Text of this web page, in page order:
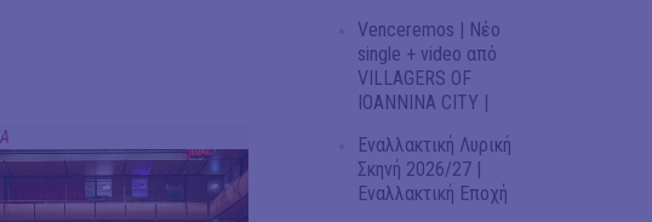
Venceremos | Νέο
single + video από
VILLAGERS OF
IOANNINA CITY |
Εναλλακτική Λυρική
Σκηνή 2026/27 |
Εναλλακτική Εποχή